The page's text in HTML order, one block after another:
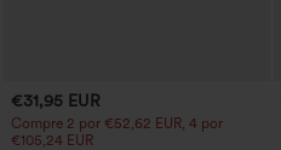
€31,95 EUR
Compre 2 por €52,62 EUR, 4 por
€105,24 EUR